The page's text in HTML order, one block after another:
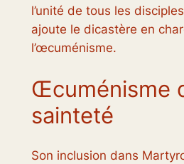
l’unité de tous les
ajoute le dicastère en
l’œcuménisme.
Œcuménisme
sainteté
Son inclusion dans